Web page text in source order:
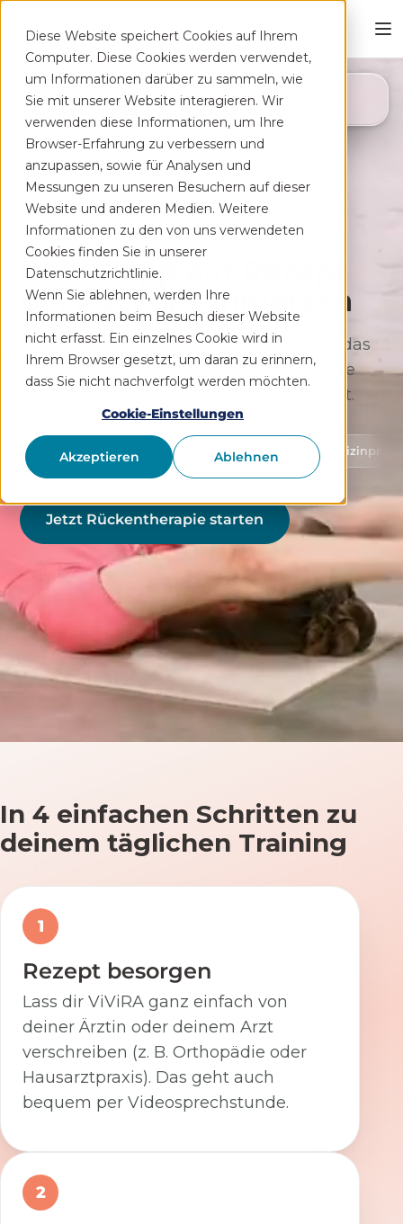
Diese Website speichert Cookies auf Ihrem
Computer. Diese Cookies werden verwendet,
um Informationen darüber zu sammeln, wie
Sie mit unserer Website interagieren. Wir
verwenden diese Informationen, um Ihre
Browser-Erfahrung zu verbessern und
anzupassen, sowie für Analysen und
Messungen zu unseren Besuchern auf dieser
Website und anderen Medien. Weitere
Informationen zu den von uns verwendeten
Cookies finden Sie in unserer
Datenschutzrichtlinie.
Wenn Sie ablehnen, werden Ihre
Informationen beim Besuch dieser Website
nicht erfasst. Ein einzelnes Cookie wird in
Ihrem Browser gesetzt, um daran zu erinnern,
dass Sie nicht nachverfolgt werden möchten.
Cookie-Einstellungen
Akzeptieren Ablehnen
Deine App auf Rezept
bei Rücken­schmerzen
Therapeutisches Training für zu Hause, das
sich flexibel deinem Alltag anpasst. Ohne
lange Wartezeiten, kostenfrei auf Rezept.
Schutz von Gesundheitsdaten Medizinprodukt Klasse
Jetzt Rückentherapie starten
In 4 einfachen Schritten zu
deinem täglichen Training
1
Rezept besorgen
Lass dir ViViRA ganz einfach von
deiner Ärztin oder deinem Arzt
verschreiben (z. B. Orthopädie oder
Hausarztpraxis). Das geht auch
bequem per Videosprechstunde.
2